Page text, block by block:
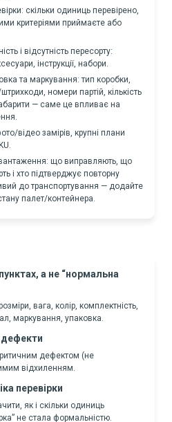
скільки одиниць перевірено,
критеріями приймаєте або
і відсутність пересорту:
інструкції, набори.
та маркування: тип коробки,
номери партій, кількість
— саме це впливає на
відео замірів, крупні плани
що виправляють, що
і хто підтверджує повторну
до транспортування — додайте
палет/контейнера.
а не “нормальна
вага, колір, комплектність,
маркування, упаковка.
дефекти
дефектом (не
відхиленням.
перевірки
як і скільки одиниць
не стала формальністю.